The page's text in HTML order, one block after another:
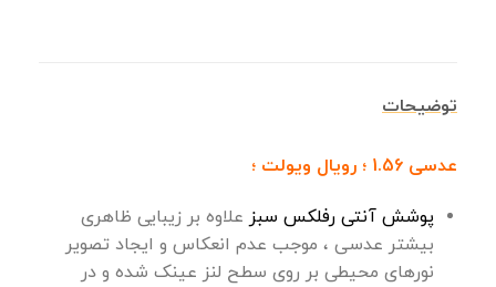
توضیحات
عدسی 1.56 ؛ رویال ویولت ؛
پوشش آنتی رفلکس سبز علاوه بر زیبایی ظاهری
بیشتر عدسی ، موجب عدم انعکاس و ایجاد تصویر
نورهای محیطی بر روی سطح لنز عینک شده و در